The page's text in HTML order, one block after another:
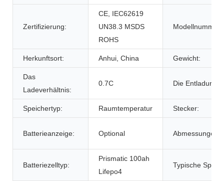
Zertifizierung:
CE, IEC62619
UN38.3 MSDS
ROHS
Modellnummer:
Herkunftsort: Anhui, China Gewicht:
Das
Ladeverhältnis:
0.7C Die
Speichertyp: Raumtemperatur Stecker:
Batterieanzeige: Optional Abmessungen:
Batteriezelltyp:
Prismatic 100ah
Lifepo4
Typische